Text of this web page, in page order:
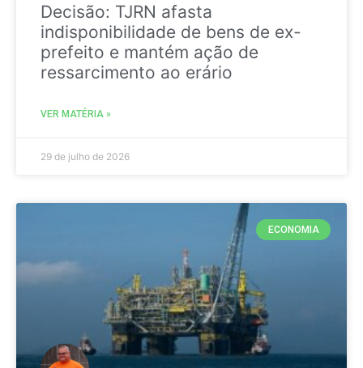
Decisão: TJRN afasta
indisponibilidade de bens de ex-
prefeito e mantém ação de
ressarcimento ao erário
VER MATÉRIA »
29 de julho de 2026
ECONOMIA